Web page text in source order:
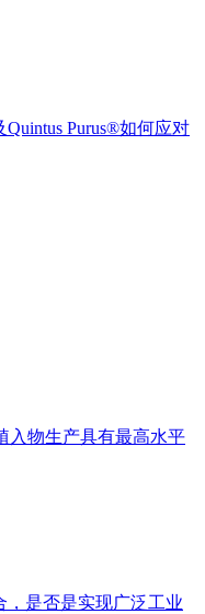
Purus®如何应对
入物生产具有最高水平
是否是实现广泛工业